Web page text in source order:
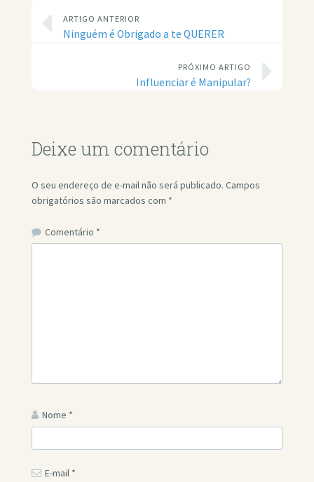
ARTIGO ANTERIOR
Ninguém é Obrigado a te QUERER
PRÓXIMO ARTIGO
Influenciar é Manipular?
Deixe um comentário
O seu endereço de e-mail não será publicado. Campos
obrigatórios são marcados com *
Comentário *
Nome *
E-mail *